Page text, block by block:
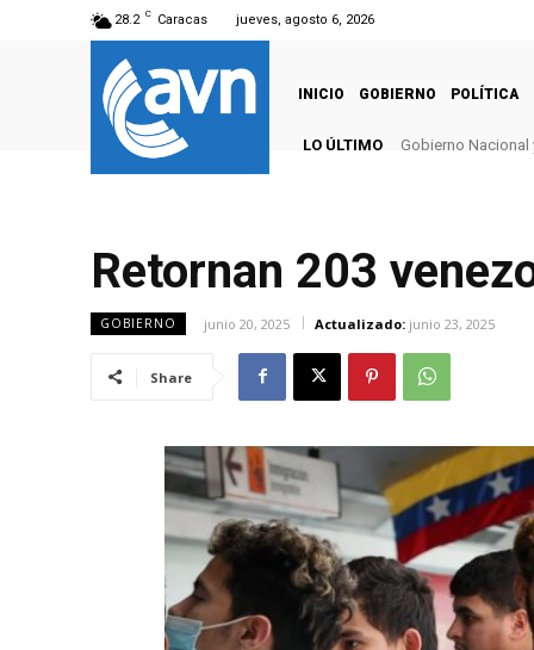
28.2 C Caracas jueves, agosto 6, 2026
INICIO GOBIERNO POLÍTICA
LO ÚLTIMO Gobierno
Retornan 203
GOBIERNO junio 20, 2025 Actualizado: junio 23, 2025
Share